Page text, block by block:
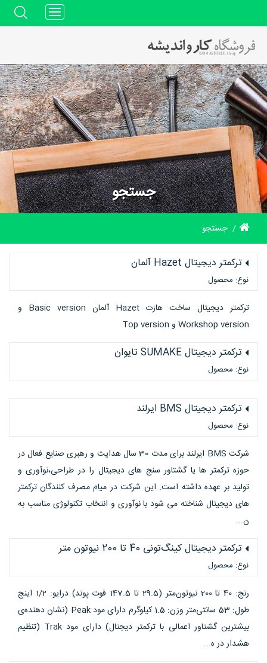
Toggle
navigation
جستجو
جستجو
ترکمتر دیجیتال Hazet آلمان
نوع: محصول
ترکمتر دیجیتال ساخت هازت Hazet آلمان Basic version و
Workshop version و Top version
ترکمتر دیجیتال SUMAKE تایوان
نوع: محصول
ترکمتر دیجیتال BMS ایرلند
نوع: محصول
شرکت BMS ایرلند برای مدت 30 سال هدایت و رهبری صنایع فعال در
حوزه ترکمتر ها یا گشتاور سنج های دیجیتال را در طراحی،نوآوری و
تولید بر عهده داشته است. این شرکت در میام مصرف کنندگان ترکمتر
های دیجیتال شناخته می شود با نوآوری و انتخاب تکنولوژی مناسب به
ن...
ترکمتر دیجیتال کینگ‌تونی 40 تا 200 نیوتون متر
نوع: محصول
رنج: 40 تا 200 نیوتون‌متر (29.5 تا 147.5 فوت پوند) درایو: 1/2 اینچ
طول: 53 سانتی‌متر وزن: 1.5 کیلوگرم دارای مود Peak (نشان دهنده‌ی
بیشترین گشتاور اعمالی با ترکمتر دیجتال) دارای مود Trak (تنظیم
هشدار در ه...